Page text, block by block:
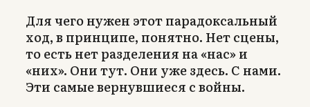
Для чего нужен этот парадоксальный
ход, в принципе, понятно. Нет сцены,
то есть нет разделения на «нас» и
«них». Они тут. Они уже здесь. С нами.
Эти самые вернувшиеся с войны.